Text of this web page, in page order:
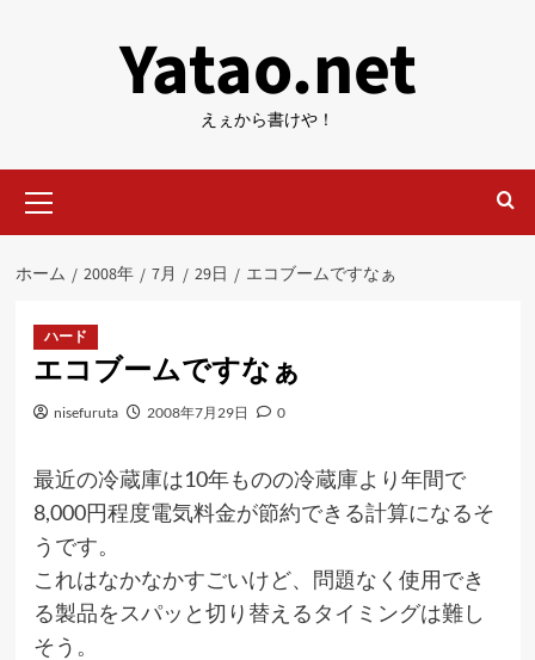
Yatao.net
えぇから書けや！
イ
ン
ニ
ー
ホーム 2008年 7月 29日 エコブームですなぁ
ハード
エコブームですなぁ
nisefuruta 2008年7月29日 0
最近の冷蔵庫は10年ものの冷蔵庫より年間で
8,000円程度電気料金が節約できる計算になるそ
うです。
これはなかなかすごいけど、問題なく使用でき
る製品をスパッと切り替えるタイミングは難し
そう。